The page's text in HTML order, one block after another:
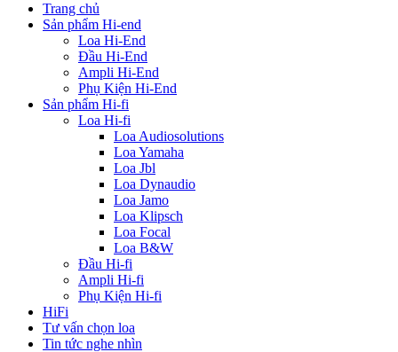
Trang chủ
Sản phẩm Hi-end
Loa Hi-End
Đầu Hi-End
Ampli Hi-End
Phụ Kiện Hi-End
Sản phẩm Hi-fi
Loa Hi-fi
Loa Audiosolutions
Loa Yamaha
Loa Jbl
Loa Dynaudio
Loa Jamo
Loa Klipsch
Loa Focal
Loa B&W
Đầu Hi-fi
Ampli Hi-fi
Phụ Kiện Hi-fi
HiFi
Tư vấn chọn loa
Tin tức nghe nhìn